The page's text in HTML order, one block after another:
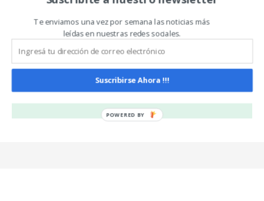
fortalecer las economías
momento del agro y el
Carlos Oliveira Espil
Te enviamos una vez por semana las noticias más
leídas en nuestras redes sociales.
Suscribirse Ahora !!!